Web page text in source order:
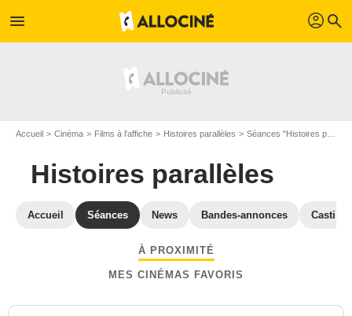
menu profil search
Accueil Cinéma Films à l'affiche Histoires parallèles Séances "Histoires parallèles" Bouches-du-Rhône
Histoires parallèles
Accueil Séances News Bandes-annonces Casting
À PROXIMITÉ
MES CINÉMAS FAVORIS